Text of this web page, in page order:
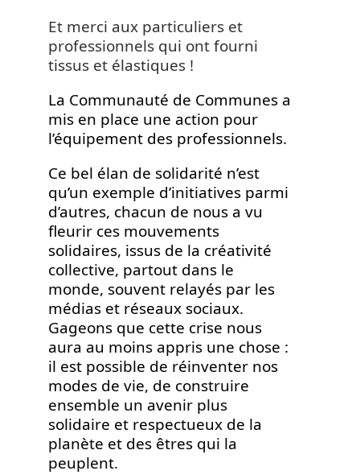
Et merci aux particuliers et
professionnels qui ont fourni
tissus et élastiques !
La Communauté de Communes a
mis en place une action pour
l’équipement des professionnels.
Ce bel élan de solidarité n’est
qu’un exemple d’initiatives parmi
d’autres, chacun de nous a vu
fleurir ces mouvements
solidaires, issus de la créativité
collective, partout dans le
monde, souvent relayés par les
médias et réseaux sociaux.
Gageons que cette crise nous
aura au moins appris une chose :
il est possible de réinventer nos
modes de vie, de construire
ensemble un avenir plus
solidaire et respectueux de la
planète et des êtres qui la
peuplent.